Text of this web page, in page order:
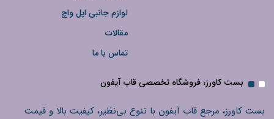
لوازم جانبی اپل واچ
مقالات
تماس با ما
بست کاورز، فروشگاه تخصصی قاب آیفون
بست کاورز، مرجع قاب آیفون با تنوع بی‌نظیر، کیفیت بالا و قیمت